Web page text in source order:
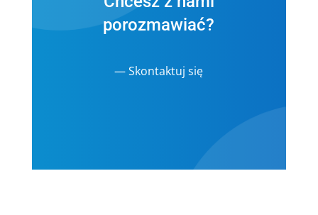
porozmawiać?
— Skontaktuj się